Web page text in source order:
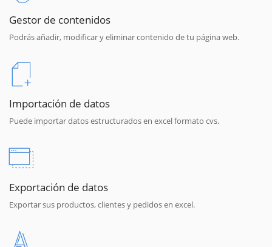
Gestor de contenidos
Podrás añadir, modificar y eliminar contenido de tu página web.
Importación de datos
Puede importar datos estructurados en excel formato cvs.
Exportación de datos
Exportar sus productos, clientes y pedidos en excel.